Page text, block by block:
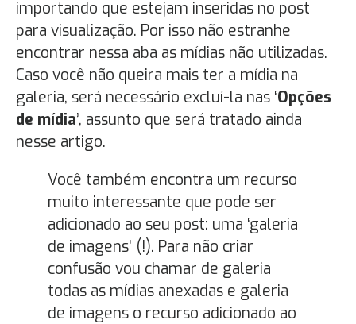
importando que estejam inseridas no post
para visualização. Por isso não estranhe
encontrar nessa aba as mídias não utilizadas.
Caso você não queira mais ter a mídia na
galeria, será necessário excluí-la nas ‘Opções
de mídia’, assunto que será tratado ainda
nesse artigo.
Você também encontra um recurso
muito interessante que pode ser
adicionado ao seu post: uma ‘galeria
de imagens’ (!). Para não criar
confusão vou chamar de galeria
todas as mídias anexadas e galeria
de imagens o recurso adicionado ao